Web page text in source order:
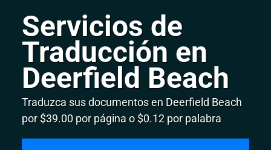
Servicios de
Traducción en
Deerfield Beach
Traduzca sus documentos en Deerfield Beach
por $39.00 por página o $0.12 por palabra